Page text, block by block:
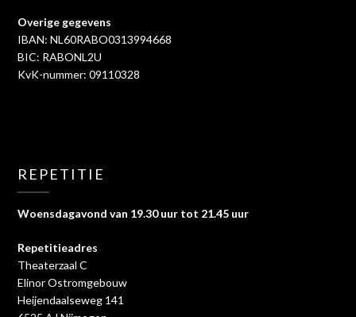
Overige gegevens
IBAN: NL60RABO0313994668
BIC: RABONL2U
KvK-nummer: 09110328
REPETITIE
Woensdagavond van 19.30 uur tot 21.45 uur
Repetitieadres
Theaterzaal C
Elinor Ostromgebouw
Heijendaalseweg 141